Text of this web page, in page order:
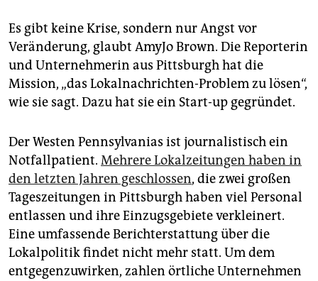
unterstützen
abo
genossenschaft
Es gibt keine Krise, sondern nur Angst vor
Veränderung, glaubt AmyJo Brown. Die Reporterin
und Unternehmerin aus Pittsburgh hat die
Mission, „das Lokalnachrichten-Problem zu lösen“,
wie sie sagt. Dazu hat sie ein Start-up gegründet.
Der Westen Pennsylvanias ist journalistisch ein
Notfallpatient. Mehrere Lokalzeitungen haben in
den letzten Jahren geschlossen, die zwei großen
Tageszeitungen in Pittsburgh haben viel Personal
entlassen und ihre Einzugsgebiete verkleinert.
Eine umfassende Berichterstattung über die
Lokalpolitik findet nicht mehr statt. Um dem
entgegenzuwirken, zahlen örtliche Unternehmen